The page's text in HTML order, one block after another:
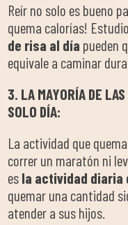
Reír no solo es bueno
quema calorías!
de risa al día pueden
equivale a caminar
3. LA MAYORÍA DE
SOLO DÍA:
La actividad que
correr un maratón ni
es la actividad diaria
quemar una cantidad
atender a sus hijos.